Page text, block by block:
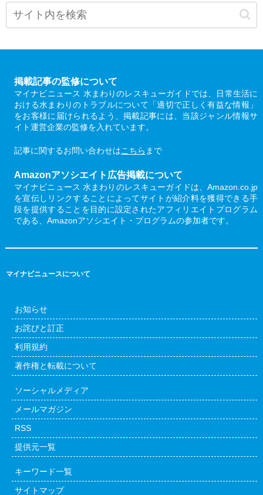
掲載記事の監修について
マイナビニュース 水まわりのレスキューガイドでは、日常生活に
おける水まわりのトラブルについて「適切で正しく有益な情報」
をお客様に届けられるよう、掲載記事には、当該ジャンル情報サ
イト運営企業の監修を入れています。
記事に関するお問い合わせはこちら まで
Amazonアソシエイト広告掲載について
マイナビニュース 水まわりのレスキューガイドは、Amazon.co.jp
を宣伝しリンクすることによってサイトが紹介料を獲得できる手
段を提供することを目的に設定されたアフィリエイトプログラム
である、Amazonアソシエイト・プログラムの参加者です。
マイナビニュースについて
お知らせ
お詫びと訂正
利用規約
著作権と転載について
ソーシャルメディア
メールマガジン
RSS
提供元一覧
キーワード一覧
サイトマップ